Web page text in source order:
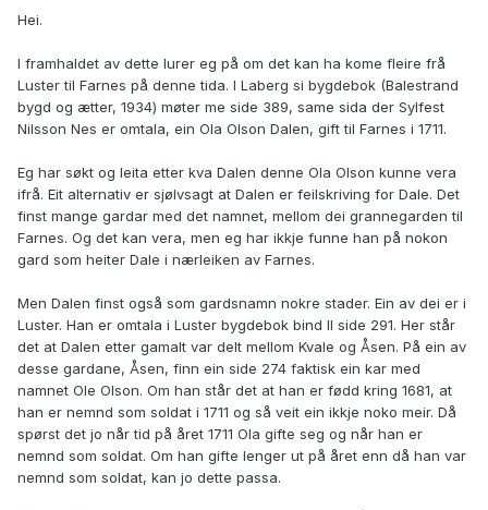
Hei.
I framhaldet av dette lurer eg på om det kan ha kome fleire frå
Luster til Farnes på denne tida. I Laberg si bygdebok (Balestrand
bygd og ætter, 1934) møter me side 389, same sida der Sylfest
Nilsson Nes er omtala, ein Ola Olson Dalen, gift til Farnes i 1711.
Eg har søkt og leita etter kva Dalen denne Ola Olson kunne vera
ifrå. Eit alternativ er sjølvsagt at Dalen er feilskriving for Dale. Det
finst mange gardar med det namnet, mellom dei grannegarden til
Farnes. Og det kan vera, men eg har ikkje funne han på nokon
gard som heiter Dale i nærleiken av Farnes.
Men Dalen finst også som gardsnamn nokre stader. Ein av dei er i
Luster. Han er omtala i Luster bygdebok bind II side 291. Her står
det at Dalen etter gamalt var delt mellom Kvale og Åsen. På ein av
desse gardane, Åsen, finn ein side 274 faktisk ein kar med
namnet Ole Olson. Om han står det at han er fødd kring 1681, at
han er nemnd som soldat i 1711 og så veit ein ikkje noko meir. Då
spørst det jo når tid på året 1711 Ola gifte seg og når han er
nemnd som soldat. Om han gifte lenger ut på året enn då han var
nemnd som soldat, kan jo dette passa.